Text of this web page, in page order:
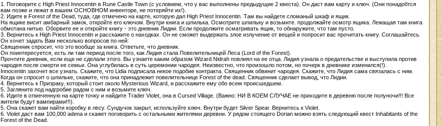
1. Поговорите с High Priest Innocentin в Rune Castle Town (с условием, что у вас выполнены предыдущие 2 квеста). Он даст вам карту и ключ. (Они понадобтся
вам позже и лежат в вашем ОСНОВНОМ инвенторе, не потеряйте их!).
2. Идите в Forest of the Dead, туда, где отмечено на карте, которую дал High Priest Innocentin. Там вы найдете сломаный шкаф и ящик.
На ящике висит амбарный замок, откройте его ключом. Внутри книга и шпилька. Осмотрите шпильку и возьмите. продолжайте осмотр ящика. Лежащая там книга
обмотана нитью. Оборвите ее и откройте книгу - это дневник Лидии. Если продолжите осматривать ящик, то обнаружите, что там пусто.
3. Вернитесь к High Priest Innocentin и расскажите о находках. Он не сможет выдержать злое излучение от вещей и попросит вас прочитать книгу. Соглашайтесь.
Он хочет задать Вам несколько вопросов по ней:
Священник спросит, что это вообще за книга. Ответьте, что дневник.
Он поинтересуется, есть ли там период после того, как Лидия стала Повелительницей Леса (Lord of the Forest).
Прочтите дневник, если еще не сделали этого. Вы узнаете каким образом Wizard Nidrah повлиял на ее отца. Лидия узнала о предательстве и выступила против
чародея после смерти ее семьи. Она углубилась в суть церемонии чародея. Неизвестно, что произошло потом, но почерк в дневнике изменился(!).
Innocentin захочет все узнать. Скажите, что Lidia подписала некое подобие контракта. Священник обвинит чародея. Скажите, что Лидия сама связалась с ним.
Когда он спросит о шпильке, скажите, что она принадлежит повелительнице Forest of the dead. Священник сделает вывод, что Лидии.
4. Вернитесь к Призраку, который стоит около Mysterious Wizard, и расскажите ему обо всем происшедшем.
5. Загляните под надгробие радом с ним и возьмите ключ.
6. Идите в отмеченную на карте точку и найдите Trader Violet, она в Cursed Village. (Важно: НИ В КОЕМ СЛУЧАЕ не приходите в деревню после полуночи!!! Все
жители будут вампирами!!!).
5. Она скажет вам найти коробку в лесу. Сундучок закрыт, используйте ключ. Внутри будет Silver Spear. Вернитесь к Violet.
6. Violet даст вам 100,000 adena и скажет поговорить с остальными жителями деревни. У рядом стоящего Dorian можно взять следующий квест Inhabitants of the
Forest of the Dead.